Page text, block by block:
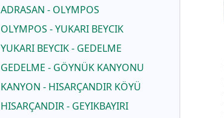
ADRASAN - OLYMPOS
OLYMPOS - YUKARI BEYCIK
YUKARI BEYCIK - GEDELME
GEDELME - GÖYNÜK KANYONU
KANYON - HISARÇANDIR KÖYÜ
HISARÇANDIR - GEYIKBAYIRI